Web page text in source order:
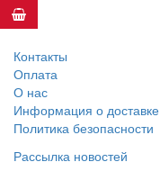
Контакты
Оплата
О нас
Информация о доставке
Политика безопасности
Рассылка новостей